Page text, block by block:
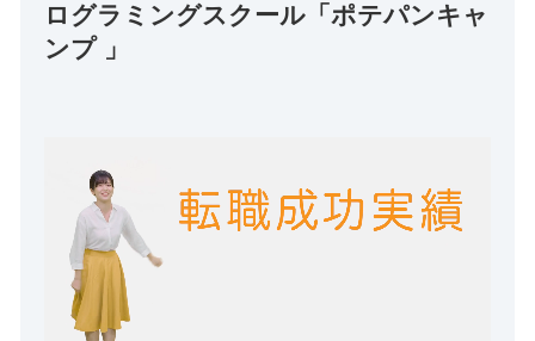
ログラミングスクール「ポテパンキャ
ンプ 」